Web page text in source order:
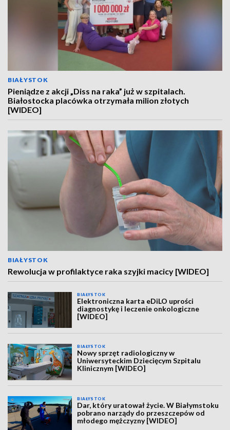
BIAŁYSTOK
Pieniądze z akcji „Diss na raka” już w szpitalach.
Białostocka placówka otrzymała milion złotych
[WIDEO]
BIAŁYSTOK
Rewolucja w profilaktyce raka szyjki macicy [WIDEO]
BIAŁYSTOK
Elektroniczna karta eDiLO uprości
diagnostykę i leczenie onkologiczne
[WIDEO]
BIAŁYSTOK
Nowy sprzęt radiologiczny w
Uniwersyteckim Dziecięcym Szpitalu
Klinicznym [WIDEO]
BIAŁYSTOK
Dar, który uratował życie. W Białymstoku
pobrano narządy do przeszczepów od
młodego mężczyzny [WIDEO]